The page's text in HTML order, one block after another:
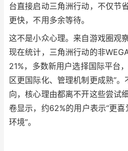
台直接启动三角洲行动，不仅节
更快，不用多余等待。
这不是小众心理。来自游戏圈观
现在统计，三角洲行动的非
21%，多数新用户选择国际平台
区更国际化、管理机制更成熟”
向，核心理由都离不开这些尝试
卷显示，约62%的用户表示“更
环境”。